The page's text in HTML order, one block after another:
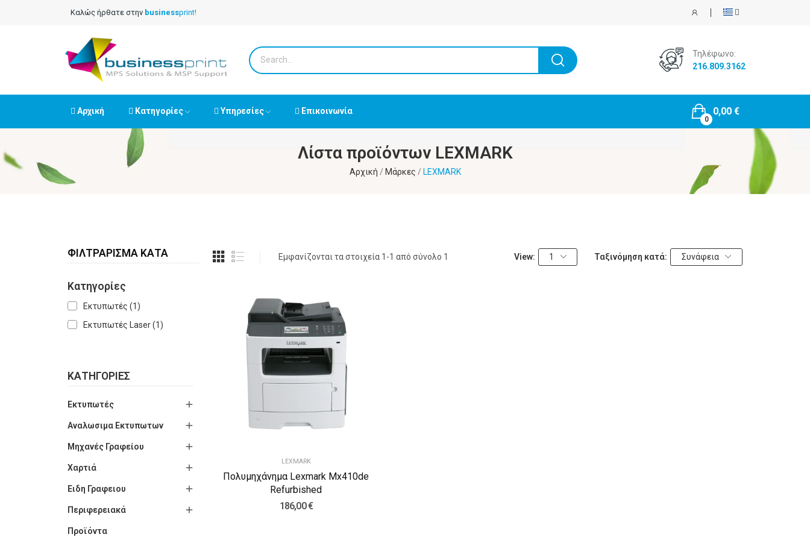
Καλώς ήρθατε στην businessprint!
Τηλέφωνο:
216.809.3162
Αρχική Κατηγορίες Υπηρεσίες Επικοινωνία 0,00 €
0
Λίστα προϊόντων LEXMARK
Αρχική Μάρκες LEXMARK
ΦΙΛΤΡΆΡΙΣΜΑ ΚΑΤΆ
Κατηγορίες
Εκτυπωτές (1)
Εκτυπωτές Laser(1)
ΚΑΤΗΓΟΡΊΕΣ
Εκτυπωτές 
Αναλωσιμα Εκτυπωτων 
Μηχανές Γραφείου 
Χαρτιά 
Ειδη Γραφειου 
Περιφερειακά 
Προϊόντα
Εμφανίζονται τα στοιχεία 1-1 από σύνολο 1 View: 1 Ταξινόμηση κατά: Συνάφεια
LEXMARK
Πολυμηχάνημα Lexmark Mx410de
Refurbished
186,00 €